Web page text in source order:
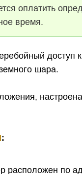
оплатить
время.
доступ
шара.
:
расположен по